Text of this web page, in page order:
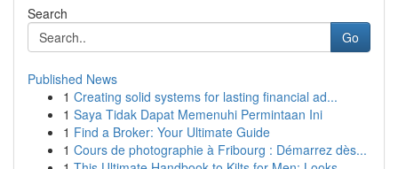
Search
Go
Published News
1 Creating solid systems for lasting financial ad...
1 Saya Tidak Dapat Memenuhi Permintaan Ini
1 Find a Broker: Your Ultimate Guide
1 Cours de photographie à Fribourg : Démarrez dès...